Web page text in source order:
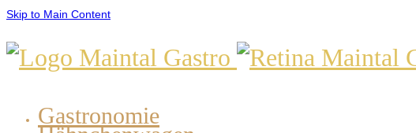
Skip to Main Content
Gastronomie